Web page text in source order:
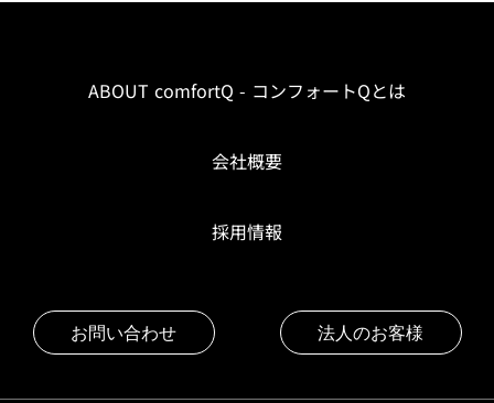
ABOUT comfortQ - コンフォートQとは
会社概要
採用情報
お問い合わせ 法人のお客様